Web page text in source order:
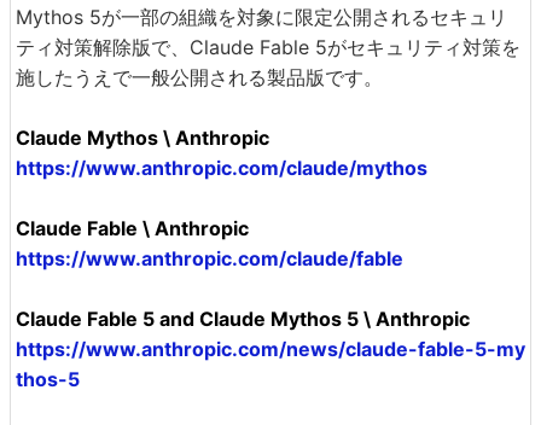
Mythos 5が一部の組織を対象に限定公開されるセキュリ
ティ対策解除版で、Claude Fable 5がセキュリティ対策を
施したうえで一般公開される製品版です。
Claude Mythos \ Anthropic
https://www.anthropic.com/claude/mythos
Claude Fable \ Anthropic
https://www.anthropic.com/claude/fable
Claude Fable 5 and Claude Mythos 5 \ Anthropic
https://www.anthropic.com/news/claude-fable-5-my
thos-5